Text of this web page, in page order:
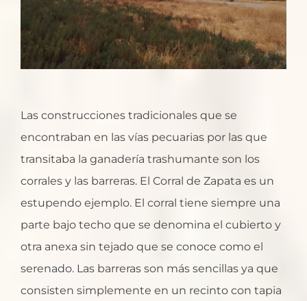
Las construcciones tradicionales que se
encontraban en las vías pecuarias por las que
transitaba la ganadería trashumante son los
corrales y las barreras. El Corral de Zapata es un
estupendo ejemplo. El corral tiene siempre una
parte bajo techo que se denomina el cubierto y
otra anexa sin tejado que se conoce como el
serenado. Las barreras son más sencillas ya que
consisten simplemente en un recinto con tapia